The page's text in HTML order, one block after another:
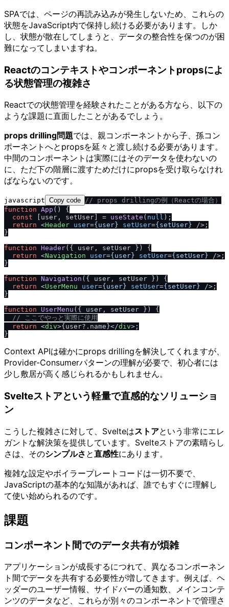
SPAでは、ページの再読み込みが発生しないため、これらの
状態をJavaScript内で保持し続ける必要があります。しか
し、状態が散在してしまうと、データの整合性を保つのが困
難になってしまいますね。
Reactのコンテキストやコンポーネントpropsによ
る状態管理の複雑さ
Reactでの状態管理を経験されたことがある方なら、以下の
ような課題に直面したことがあるでしょう。
props drilling問題では、親コンポーネントから子、孫コン
ポーネントへとpropsを延々と渡し続ける必要があります。
中間のコンポーネントは実際にはそのデータを使わないの
に、ただ下の階層に渡すためだけにpropsを受け取らなけれ
ばならないのです。
javascript Copy code // props drillingの例（Reactの場合）
function App ( ) {
const [user, setUser] = useState ( null );
return <Header user={user} setUser={setUser} /> ;
}
function Header( { user, setUser } ) {
return <Navigation user={user} setUser={setUser} /> ;
}
function Navigation ( { user, setUser } ) {
return <UserMenu user={user} setUser={setUser} /> ;
}
function
UserMenu ( { user, setUser } ) {
// ここでやっと実際に使用
return <div>{user?.name}</div> ;
Context APIは確かにprops drillingを解決してくれますが、
Provider-Consumerパターンの理解が必要で、初心者には
少し敷居が高く感じられるかもしれません。
Svelteストアという軽量で直感的なソリューショ
ン
こうした複雑さに対して、Svelteはストアという非常にエレ
ガントな解決策を提供しています。Svelteストアの素晴らし
さは、そのシンプルさ と直感性にあります。
複雑な設定やボイラープレートコードは一切不要で、
JavaScriptの基本的な知識があれば、誰でもすぐに理解し
て使い始められるのです。
課題
コンポーネント間でのデータ共有が煩雑
アプリケーションが成長するにつれて、異なるコンポーネン
ト間でデータを共有する必要性が増してきます。例えば、ヘ
ッダーのユーザー情報、サイドバーの通知数、メインコンテ
ンツのデータなど、これらが別々のコンポーネントで管理さ